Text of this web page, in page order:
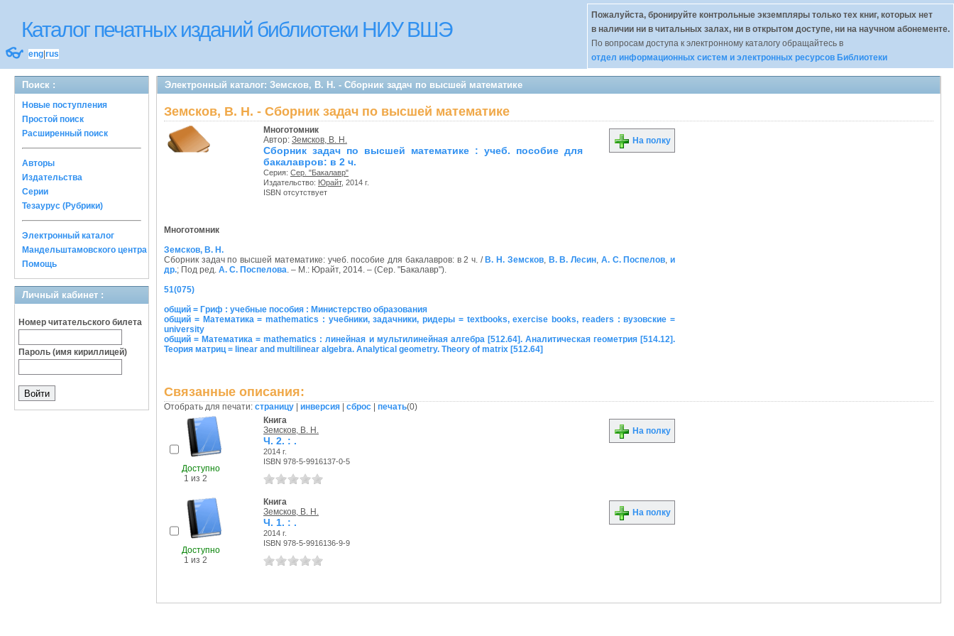
Каталог печатных изданий библиотеки НИУ ВШЭ
👓 eng rus
Пожалуйста, бронируйте контрольные экземпляры только тех книг, которых нет
в наличии ни в читальных залах, ни в открытом доступе, ни на научном абонементе.
По вопросам доступа к электронному каталогу обращайтесь в
отдел информационных систем и электронных ресурсов Библиотеки
Поиск :
Новые поступления
Простой поиск
Расширенный поиск
Авторы
Издательства
Серии
Тезаурус (Рубрики)
Электронный каталог
Мандельштамовского центра
Помощь
Личный кабинет :
Номер читательского билета
Пароль (имя кириллицей)
Электронный каталог: Земсков, В. Н. - Сборник задач по высшей математике
Земсков, В. Н. - Сборник задач по высшей математике
Многотомник
Автор: Земсков, В. Н.
Сборник задач по высшей математике : учеб. пособие для
бакалавров: в 2 ч.
Серия: Сер. "Бакалавр"
Издательство: Юрайт, 2014 г.
ISBN отсутствует
На полку
Многотомник
Земсков, В. Н.
Сборник задач по высшей математике: учеб. пособие для бакалавров: в 2 ч. / В. Н. Земсков, В. В. Лесин, А. С. Поспелов,и
др.; Под ред. А. С. Поспелова. – М.: Юрайт, 2014. – (Сер. "Бакалавр").
51(075)
общий = Гриф : учебные пособия : Министерство образования
общий = Математика = mathematics : учебники, задачники, ридеры = textbooks, exercise books, readers : вузовские =
university
общий = Математика = mathematics : линейная и мультилинейная алгебра [512.64]. Аналитическая геометрия [514.12].
Теория матриц = linear and multilinear algebra. Analytical geometry. Theory of matrix [512.64]
Связанные описания:
Отобрать для печати: страницу инверсия сброс печать(0)
Доступно
1 из 2
Книга
Земсков, В. Н.
Ч. 2. : .
2014 г.
ISBN 978-5-9916137-0-5
На полку
Доступно
1 из 2
Книга
Земсков, В. Н.
Ч. 1. : .
2014 г.
ISBN 978-5-9916136-9-9
На полку